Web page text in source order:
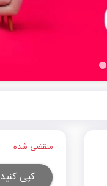
منقضی شده
کپی کنید